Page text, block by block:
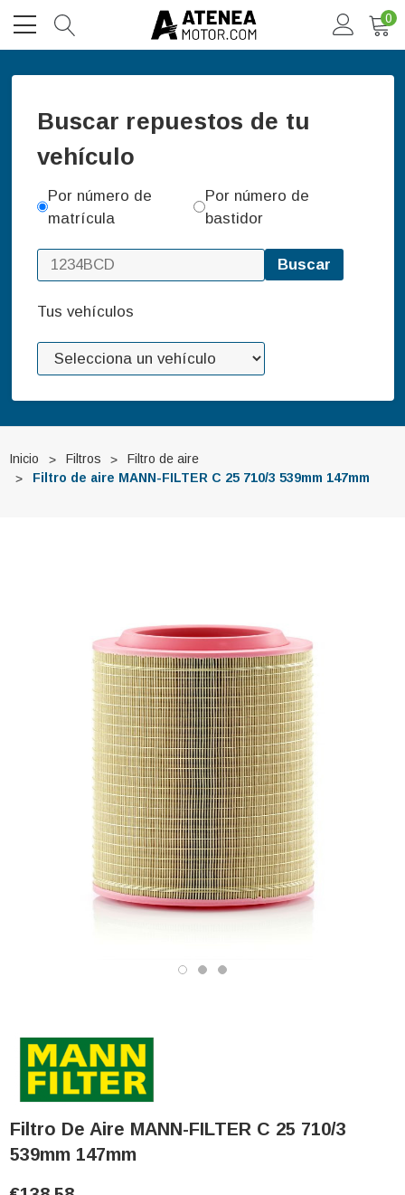
0
Buscar repuestos de tu
vehículo
Por número de
matrícula
Por número de
bastidor
Buscar
Tus vehículos
Inicio Filtros
Filtro de aire
Filtro de aire MANN-FILTER C 25 710/3 539mm 147mm
Filtro De Aire MANN-FILTER C 25 710/3
539mm 147mm